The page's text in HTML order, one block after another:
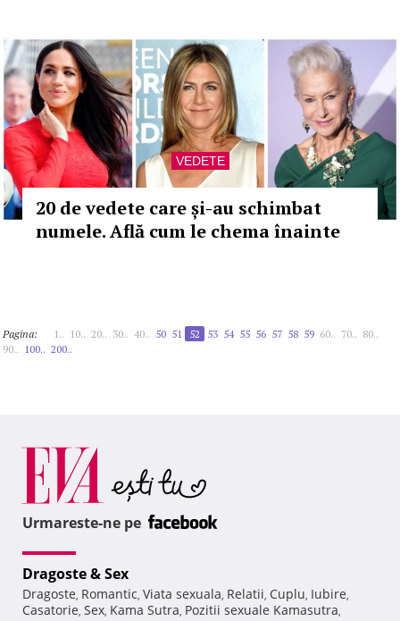
VEDETE
20 de vedete care și-au schimbat
numele. Află cum le chema înainte
Pagina: 1.. 10.. 20.. 30.. 40.. 50 51 52 53 54 55 56 57 58 59 60.. 70.. 80..
90.. 100.. 200..
Urmareste-ne pe
Dragoste & Sex
Dragoste, Romantic, Viata sexuala, Relatii, Cuplu, Iubire,
Casatorie, Sex, Kama Sutra, Pozitii sexuale Kamasutra,